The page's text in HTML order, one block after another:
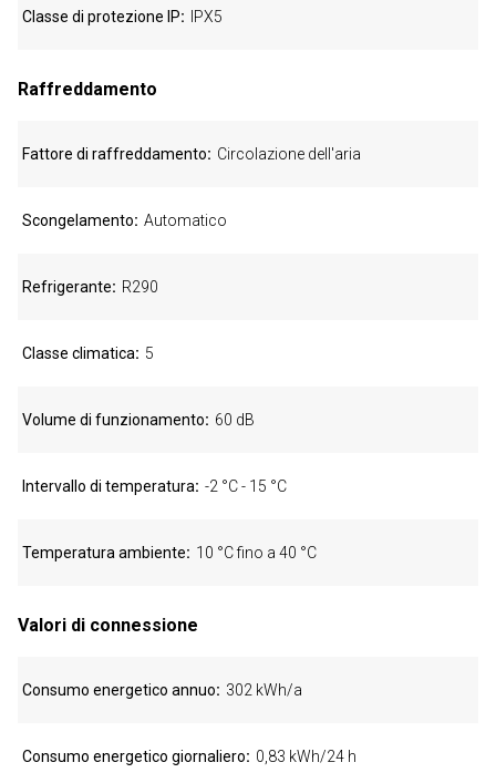
Classe di protezione IP IPX5
Raffreddamento
Fattore di raffreddamento Circolazione dell'aria
Scongelamento Automatico
Refrigerante R290
Classe climatica 5
Volume di funzionamento 60 dB
Intervallo di temperatura -2 °C - 15 °C
Temperatura ambiente 10 °C fino a 40 °C
Valori di connessione
Consumo energetico annuo 302 kWh/a
Consumo energetico giornaliero 0,83 kWh/24 h